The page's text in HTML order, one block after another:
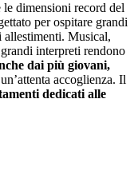
dimensioni record del
per ospitare grandi
allestimenti. Musical,
interpreti rendono
dai più giovani,
accoglienza. Il
dedicati alle